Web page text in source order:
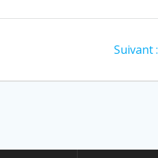
Suivant :